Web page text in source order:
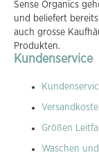
Sense Organics
und beliefert
auch grosse
Produkten.
Kundenservice
Größen
Waschen